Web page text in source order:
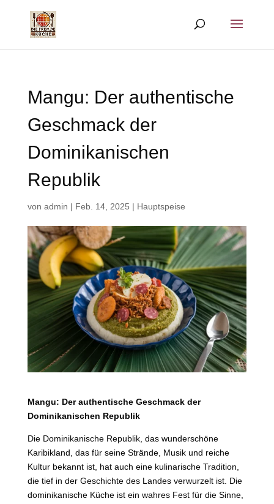
Mangu: Der authentische
Geschmack der
Dominikanischen
Republik
von admin | Feb. 14, 2025 | Hauptspeise
Mangu: Der authentische Geschmack der
Dominikanischen Republik
Die Dominikanische Republik, das wunderschöne
Karibikland, das für seine Strände, Musik und reiche
Kultur bekannt ist, hat auch eine kulinarische Tradition,
die tief in der Geschichte des Landes verwurzelt ist. Die
dominikanische Küche ist ein wahres Fest für die Sinne,